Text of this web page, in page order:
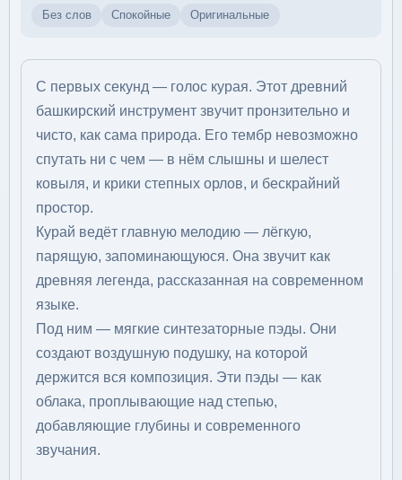
Без слов
Спокойные Оригинальные
С первых секунд — голос курая. Этот древний
башкирский инструмент звучит пронзительно и
чисто, как сама природа. Его тембр невозможно
спутать ни с чем — в нём слышны и шелест
ковыля, и крики степных орлов, и бескрайний
простор.
Курай ведёт главную мелодию — лёгкую,
парящую, запоминающуюся. Она звучит как
древняя легенда, рассказанная на современном
языке.
Под ним — мягкие синтезаторные пэды. Они
создают воздушную подушку, на которой
держится вся композиция. Эти пэды — как
облака, проплывающие над степью,
добавляющие глубины и современного
звучания.